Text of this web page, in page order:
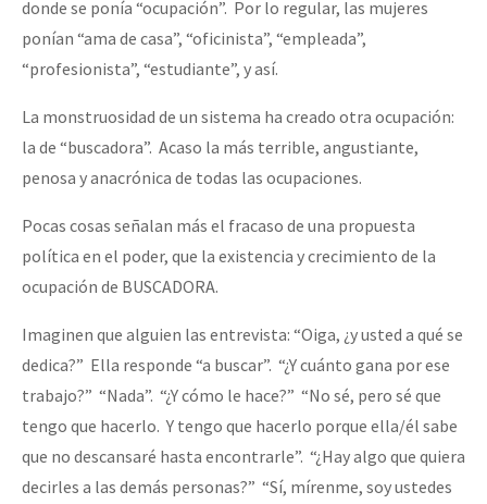
donde se ponía “ocupación”. Por lo regular, las mujeres
ponían “ama de casa”, “oficinista”, “empleada”,
“profesionista”, “estudiante”, y así.
La monstruosidad de un sistema ha creado otra ocupación:
la de “buscadora”. Acaso la más terrible, angustiante,
penosa y anacrónica de todas las ocupaciones.
Pocas cosas señalan más el fracaso de una propuesta
política en el poder, que la existencia y crecimiento de la
ocupación de BUSCADORA.
Imaginen que alguien las entrevista: “Oiga, ¿y usted a qué se
dedica?” Ella responde “a buscar”. “¿Y cuánto gana por ese
trabajo?” “Nada”. “¿Y cómo le hace?” “No sé, pero sé que
tengo que hacerlo. Y tengo que hacerlo porque ella/él sabe
que no descansaré hasta encontrarle”. “¿Hay algo que quiera
decirles a las demás personas?” “Sí, mírenme, soy ustedes